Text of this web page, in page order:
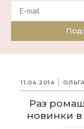
11.04.2014
Раз
новинки в